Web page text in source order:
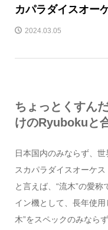
カパラダイスオー
2024.03.05
ちょっとくすん
けのRyubokuと
日本国内のみならず、
スカパラダイスオーケ
と言えば、“流木”の愛
イン機として、長年使
木”をスペックのみなら